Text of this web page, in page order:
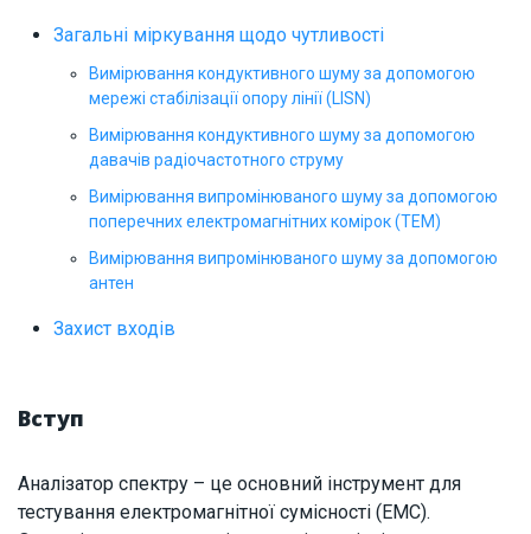
Загальні міркування щодо чутливості
Вимірювання кондуктивного шуму за допомогою
мережі стабілізації опору лінії (LISN)
Вимірювання кондуктивного шуму за допомогою
давачів радіочастотного струму
Вимірювання випромінюваного шуму за допомогою
поперечних електромагнітних комірок (TEM)
Вимірювання випромінюваного шуму за допомогою
антен
Захист входів
Вступ
Аналізатор спектру – це основний інструмент для
тестування електромагнітної сумісності (ЕМС).